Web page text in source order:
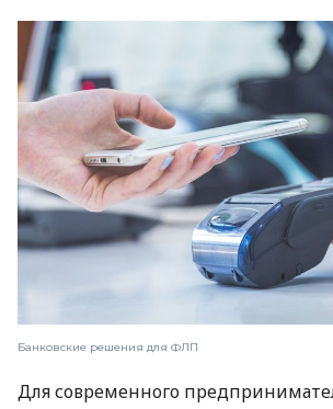
Банковские решения для ФЛП
Для современного